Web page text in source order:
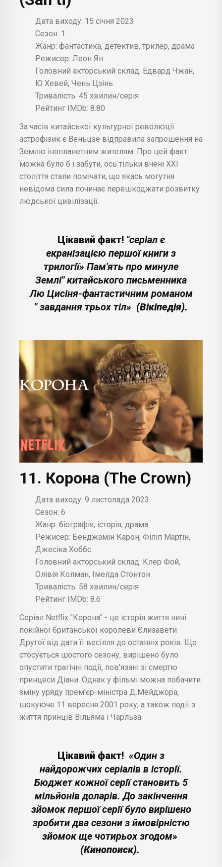
Дата виходу: 15 січня 2023
Сезон: 1
Жанр: фантастика, детектив, трилер, драма
Режисер: Леон Ян
Головний акторський склад: Едвард Чжан,
Ю Хевей, Чень Цзінь
Тривалість: 45 хвилин/серія
Рейтинг IMDb: 8.80
За часів китайської культурної революції
астрофізик є Веньцзе відправила запрошення на
Землю інопланетним жителям. Про цей факт
можна було б і забути, ось тільки вчені XXI
століття стали помічати, що якась могутня
невідома сила починає перешкоджати розвитку
людської цивілізації.
Цікавий факт!"серіал є
екранізацією першої книги з
трилогії» Пам'ять про минуле
Землі" китайського письменника
Лю Цисіня-фантастичним романом
" завдання трьох тіл» (Вікіпедія).
11. Корона (The Crown)
Дата виходу: 9 листопада 2023
Сезон: 6
Жанр: біографія, історія, драма
Режисер: Бенджамін Карон, Філіп Мартін,
Джесіка Хоббс
Головний акторський склад: Клер Фой,
Олівія Колман, Імелда Стонтон
Тривалість: 58 хвилин/серія
Рейтинг IMDb: 8.6
Серіал Netflix "Корона" - це історія життя нині
покійної британської королеви Єлизавети
Другої від дати її весілля до останніх років. Що
стосується шостого сезону, вирішено було
опустити трагічні події, пов'язані зі смертю
принцеси Діани. Однак у фільмі можна побачити
зміну уряду прем'єр-міністра Д.Мейджора,
шокуюче 11 вересня 2001 року, а також події з
життя принців Вільяма і Чарльза.
Цікавий факт! «Один з
найдорожчих серіалів в історії.
Бюджет кожної серії становить 5
мільйонів доларів. До закінчення
зйомок першої серії було вирішено
зробити два сезони з ймовірністю
зйомок ще чотирьох згодом»
(Кинопоиск).